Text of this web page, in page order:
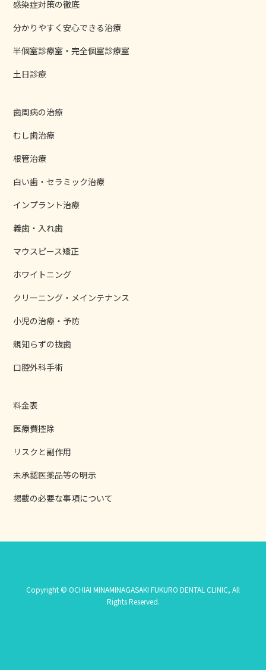
感染症対策の徹底
分かりやすく安心できる治療
半個室診療室・完全個室診療室
土日診療
歯周病の治療
むし歯治療
根管治療
白い歯・セラミック治療
インプラント治療
義歯・入れ歯
マウスピース矯正
ホワイトニング
クリーニング・メインテナンス
小児の治療・予防
親知らずの抜歯
口腔外科手術
料金表
医療費控除
リスクと副作用
未承認医薬品等の明示
掲載の必要な事項について
Copyright © OCHIAI MINAMINAGASAKI FUKURO DENTAL CLINIC, All
Rights Reserved.